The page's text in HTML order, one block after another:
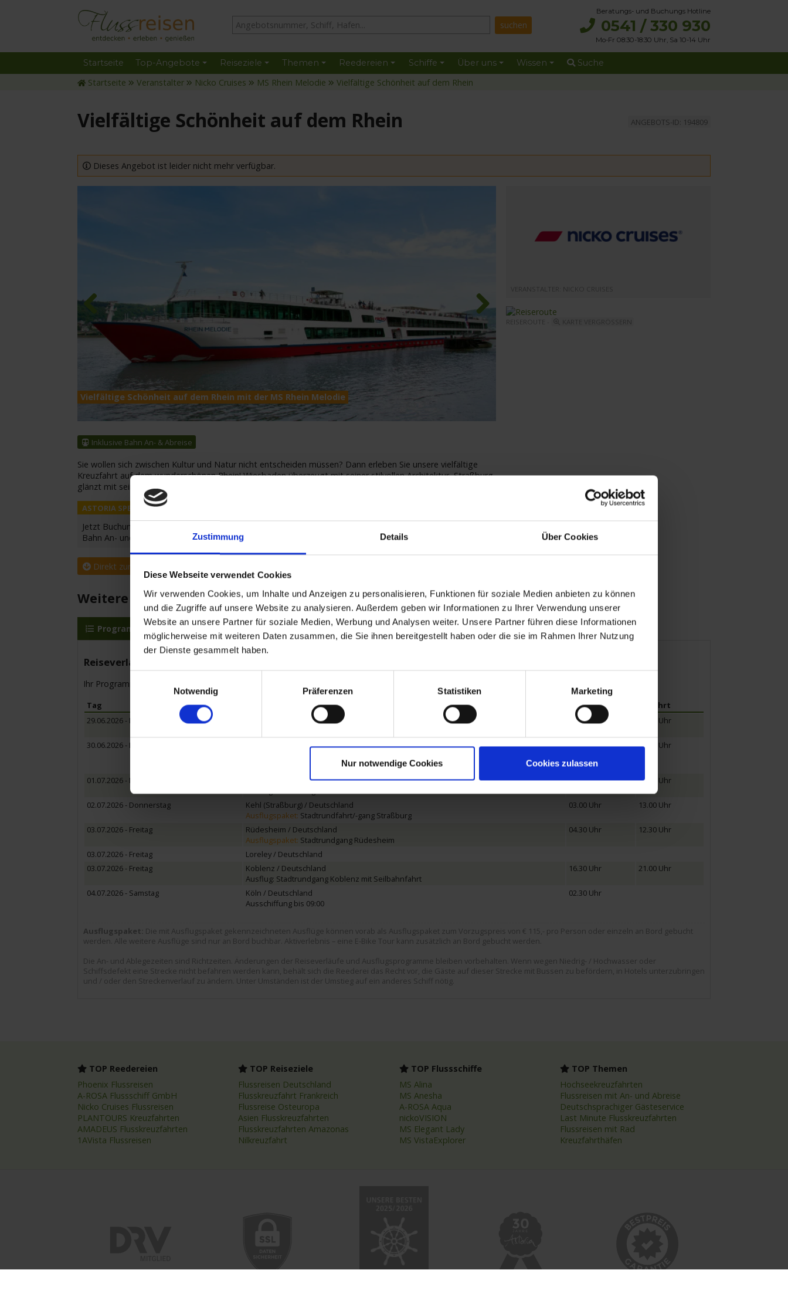
Zustimmung Details Über Cookies
Diese Webseite verwendet Cookies
Wir verwenden Cookies, um Inhalte und Anzeigen zu personalisieren, Funktionen für soziale Medien anbieten zu können
und die Zugriffe auf unsere Website zu analysieren. Außerdem geben wir Informationen zu Ihrer Verwendung unserer
Website an unsere Partner für soziale Medien, Werbung und Analysen weiter. Unsere Partner führen diese Informationen
möglicherweise mit weiteren Daten zusammen, die Sie ihnen bereitgestellt haben oder die sie im Rahmen Ihrer Nutzung
der Dienste gesammelt haben.
Notwendig
Präferenzen Statistiken Marketing
Nur notwendige Cookies Cookies zulassen
Beratungs- und Buchungs Hotline
0541 / 330 930
Mo-Fr 08:30-18:30 Uhr, Sa 10-14 Uhr
Startseite Top-Angebote Reiseziele Themen Reedereien Schiffe Über uns Wissen Suche
Startseite Veranstalter Nicko Cruises MS Rhein Melodie Vielfältige Schönheit auf dem Rhein
Vielfältige Schönheit auf dem Rhein ANGEBOTS-ID: 194809
Dieses Angebot ist leider nicht mehr verfügbar.
Vielfältige Schönheit auf dem Rhein mit der MS Rhein Melodie
Previous Next
Inklusive Bahn An- & Abreise
Sie wollen sich zwischen Kultur und Natur nicht entscheiden müssen? Dann erleben Sie unsere vielfältige
Kreuzfahrt auf dem wunderschönen Rhein! Wiesbaden überzeugt mit seiner stilvollen Architektur, Straßburg
glänzt mit seinen romantischen Gassen und Fachwerkhäusern, Heidelberg
Jetzt Buchungsvorteil sichern:
Bahn An- und Abreise 2. Klasse inklusive
Direkt zur Buchungsanfrage
REISEROUTE -
Weitere Reisedetails
Programm MS Rhein Melodie Leistungen Reisedokumente weitere Termine Mobilität
Reiseverlauf
Ihr Programm für die Kreuzfahrt vom 29.06.2026 bis zum 04.07.2026
Tag Ankunft
Abfahrt
29.06.2026 - Montag
Köln / Deutschland
17.00 Uhr
30.06.2026 - Dienstag
Wiesbaden / Deutschland
10.00 Uhr 23.00 Uhr
01.07.2026 - Mittwoch
Mannheim / Deutschland
Ausflug: Heidelberg
06.00 Uhr 13.30 Uhr
02.07.2026 - Donnerstag
Kehl (Straßburg) / Deutschland
Ausflugspaket: Stadtrundfahrt/-gang Straßburg
03.00 Uhr 13.00 Uhr
03.07.2026 - Freitag
Rüdesheim / Deutschland
Ausflugspaket: Stadtrundgang Rüdesheim
04.30 Uhr 12.30 Uhr
03.07.2026 - Freitag
Loreley / Deutschland
03.07.2026 - Freitag
Koblenz / Deutschland
Ausflug: Stadtrundgang Koblenz mit Seilbahnfahrt
16.30 Uhr 21.00 Uhr
04.07.2026 - Samstag
Köln / Deutschland
Ausschiffung bis 09:00
02.30 Uhr
Ausflugspaket: Die mit Ausflugspaket gekennzeichneten Ausflüge können vorab als Ausflugspaket zum Vorzugspreis von € 115,- pro Person oder einzeln an Bord gebucht
werden. Alle weitere Ausflüge sind nur an Bord buchbar. Aktiverlebnis – eine E-Bike Tour kann zusätzlich an Bord gebucht werden.
Die An- und Ablegezeiten sind Richtzeiten. Änderungen der Reiseverläufe und Ausflugsprogramme bleiben vorbehalten. Wenn wegen Niedrig- / Hochwasser oder
Schiffsdefekt eine Strecke nicht befahren werden kann, behält sich die Reederei das Recht vor, die Gäste auf dieser Strecke mit Bussen zu befördern, in Hotels unterzubringen
und / oder den Streckenverlauf zu ändern. Unter Umständen ist der Umstieg auf ein anderes Schiff nötig.
TOP Reedereien
Phoenix Flussreisen
A-ROSA Flussschiff GmbH
Nicko Cruises Flussreisen
PLANTOURS Kreuzfahrten
AMADEUS Flusskreuzfahrten
1AVista Flussreisen
TOP Reiseziele
Flussreisen Deutschland
Flusskreuzfahrt Frankreich
Flussreise Osteuropa
Asien Flusskreuzfahrten
Flusskreuzfahrten Amazonas
Nilkreuzfahrt
TOP Flussschiffe
MS Alina
MS Anesha
A-ROSA Aqua
nickoVISION
MS Elegant Lady
MS VistaExplorer
TOP Themen
Hochseekreuzfahrten
Flussreisen mit An- und Abreise
Deutschsprachiger Gästeservice
Last Minute Flusskreuzfahrten
Flussreisen mit Rad
Kreuzfahrthäfen